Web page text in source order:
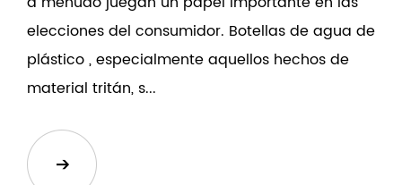
elecciones del consumidor. Botellas de agua de
plástico , especialmente aquellos hechos de
material tritán, s...